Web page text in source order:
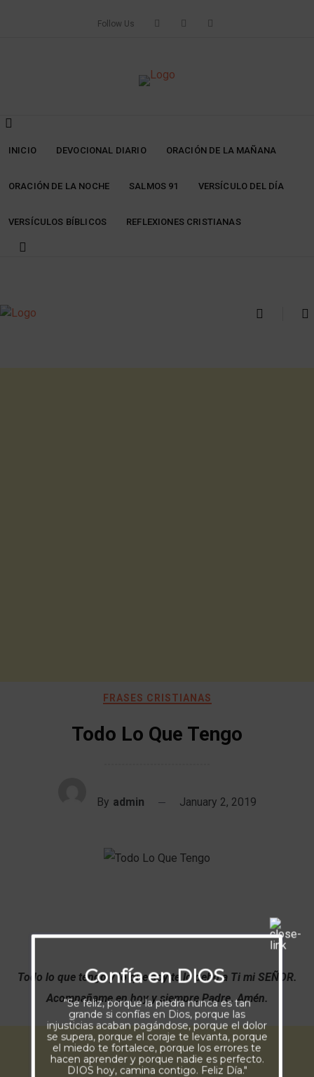
Follow Us
INICIO DEVOCIONAL DIARIO ORACIÓN DE LA MAÑANA
ORACIÓN DE LA NOCHE SALMOS 91 VERSÍCULO DEL DÍA
VERSÍCULOS BÍBLICOS REFLEXIONES CRISTIANAS
FRASES CRISTIANAS
Todo Lo Que Tengo
By admin January 2, 2019
Todo lo que tengo y lo que soy te lo debo a Ti mi SEÑOR.
Acompañame en hoy y siempre Padre. Amén.
Confía en DIOS
"Se feliz, porque la piedra nunca es tan
grande si confías en Dios, porque las
injusticias acaban pagándose, porque el dolor
se supera, porque el coraje te levanta, porque
el miedo te fortalece, porque los errores te
hacen aprender y porque nadie es perfecto.
DIOS hoy, camina contigo. Feliz Día."